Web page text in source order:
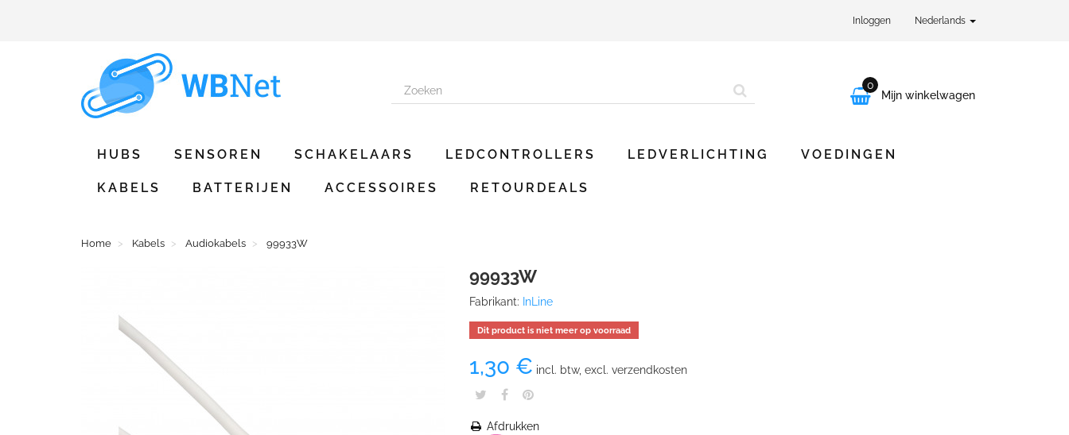
Inloggen Nederlands

0
Mijn winkelwagen
HUBS SENSOREN SCHAKELAARS LEDCONTROLLERS LEDVERLICHTING VOEDINGEN
KABELS BATTERIJEN ACCESSOIRES RETOURDEALS
Home Kabels Audiokabels 99933W
99933W
Fabrikant: InLine
Dit product is niet meer op voorraad
1,30 € incl. btw, excl. verzendkosten
Afdrukken